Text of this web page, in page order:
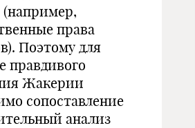
(например,
права
Поэтому для
правдивого
Жакерии
сопоставление
анализ